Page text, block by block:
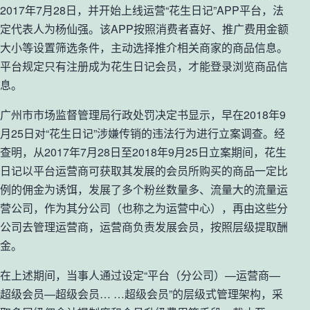
2017年7月28日，并开始上线运营“花生日记”APP平台，法
定代表人为杨仙强。该APP按照消费者喜好、推广费用金额
大小等设置筛选条件，主动选择推介相关商家的商品信息。
平台规定只有注册成为花生日记会员，才能登录浏览商品信
息。
广州市市场监督管理局行政处罚决定书显示，早在2018年9
月25日对“花生日记”涉嫌传销的违法行为进行立案调查。经
查明，从2017年7月28日至2018年9月25日立案期间，花生
日记以平台运营商可获取其发展的会员所购买的商品一定比
例的佣金为诱饵，发展了多个粉丝数量多、流量大的流量运
营公司，作为其分公司（也称之为运营中心），再由这些分
公司去管理运营商，运营商负责发展会员，按照层级提取酬
金。
在上述期间，当事人通过设定“平台（分公司）—运营商—
超级会员—超级会员… …超级会员”的层级式管理架构，采